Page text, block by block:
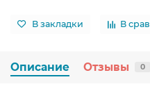
В закладки В
Описание Отзывы 0